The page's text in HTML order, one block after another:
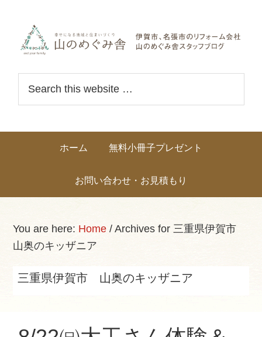
primary
content
primary
Header
Right
r
h
s
w
b
ホーム 無料小冊子プレゼント
お問い合わせ・お見積もり
You are here: Home / Archives for 三重県伊賀市
山奥のキッザニア
三重県伊賀市 山奥のキッザニア